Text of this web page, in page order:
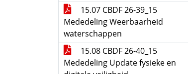
15.07 CBDF 26-39_15
Mededeling Weerbaarheid
waterschappen
15.08 CBDF 26-40_15
Mededeling Update fysieke en